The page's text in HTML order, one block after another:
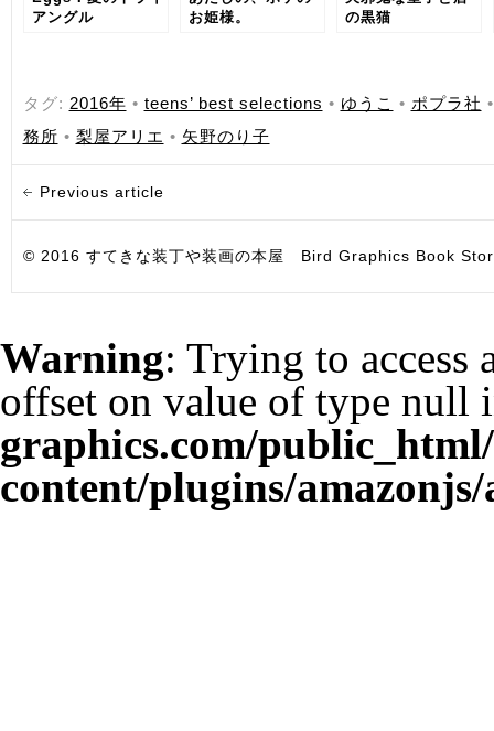
アングル
お姫様。
の黒猫
タグ: 2016年 • teens’ best selections • ゆうこ • ポプラ社
務所 • 梨屋アリエ • 矢野のり子
Previous article
© 2016 すてきな装丁や装画の本屋 Bird Graphics Book
Warning: Trying to access
offset on value of type null
graphics.com/
content/plugins/